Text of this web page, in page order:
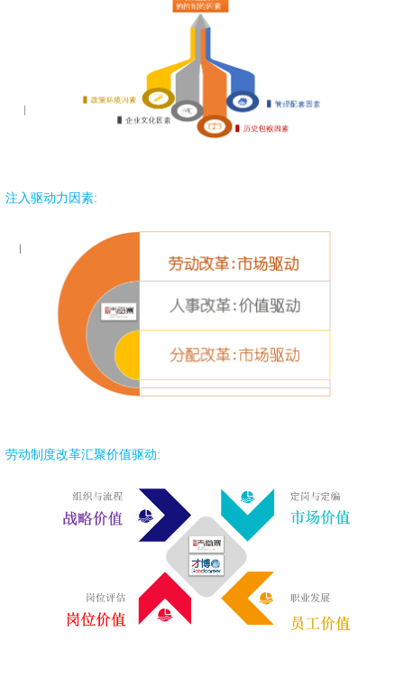
注入驱动力因素:
劳动制度改革汇聚价值驱动: